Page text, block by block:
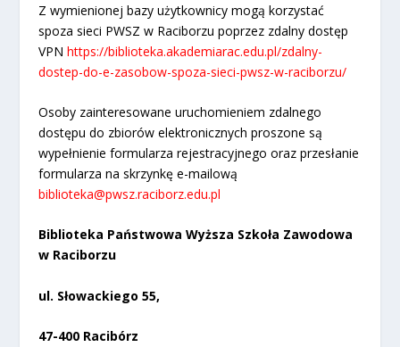
Z wymienionej bazy użytkownicy mogą korzystać
spoza sieci PWSZ w Raciborzu poprzez zdalny dostęp
VPN https://biblioteka.akademiarac.edu.pl/zdalny-
dostep-do-e-zasobow-spoza-sieci-pwsz-w-raciborzu/
Osoby zainteresowane uruchomieniem zdalnego
dostępu do zbiorów elektronicznych proszone są
wypełnienie formularza rejestracyjnego oraz przesłanie
formularza na skrzynkę e-mailową
biblioteka@pwsz.raciborz.edu.pl
Biblioteka Państwowa Wyższa Szkoła Zawodowa
w Raciborzu
ul. Słowackiego 55,
47-400 Racibórz